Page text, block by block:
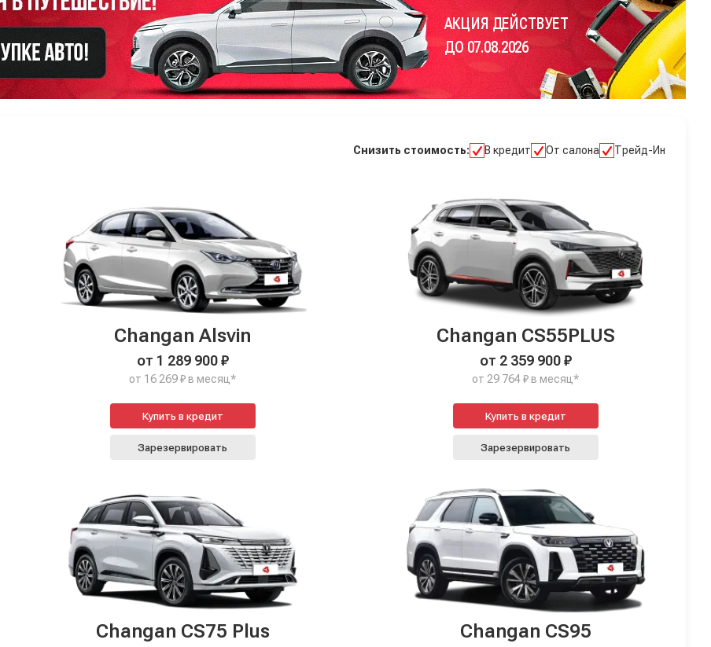
АКЦИЯ ДЕЙСТВУЕТ
ДО 07.08.2026
Снизить стоимость: В кредит От салона Трейд-Ин
Changan Alsvin
от 1 289 900 ₽
от 16 269 ₽ в месяц*
Купить в кредит
Зарезервировать
Changan CS55PLUS
от 2 359 900 ₽
от 29 764 ₽ в месяц*
Купить в кредит
Зарезервировать
Changan CS75 Plus Changan CS95